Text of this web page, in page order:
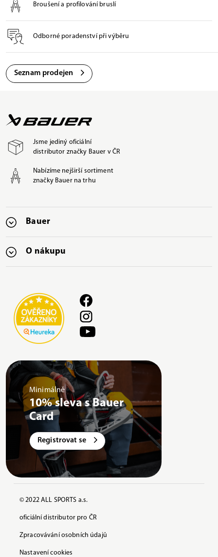
Broušení a profilování bruslí
Odborné poradenství při výběru
Seznam prodejen
Jsme jediný oficiální
distributor značky Bauer v ČR
Nabízíme nejširší sortiment
značky Bauer na trhu
Bauer
O nákupu
Minimálně
10% sleva s Bauer
Card
Registrovat se
© 2022 ALL SPORTS a.s.
oficiální distributor pro ČR
Zpracovávání osobních údajů
Nastavení cookies